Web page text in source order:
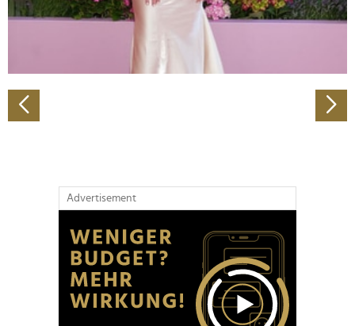
Verwendung unserer Website an unsere Partner für
soziale Medien, Werbung und Analysen weiter. Unsere
Partner führen diese Informationen möglicherweise mit
weiteren Daten zusammen, die Sie ihnen bereitgestellt
gesammelt haben.
Advertisement